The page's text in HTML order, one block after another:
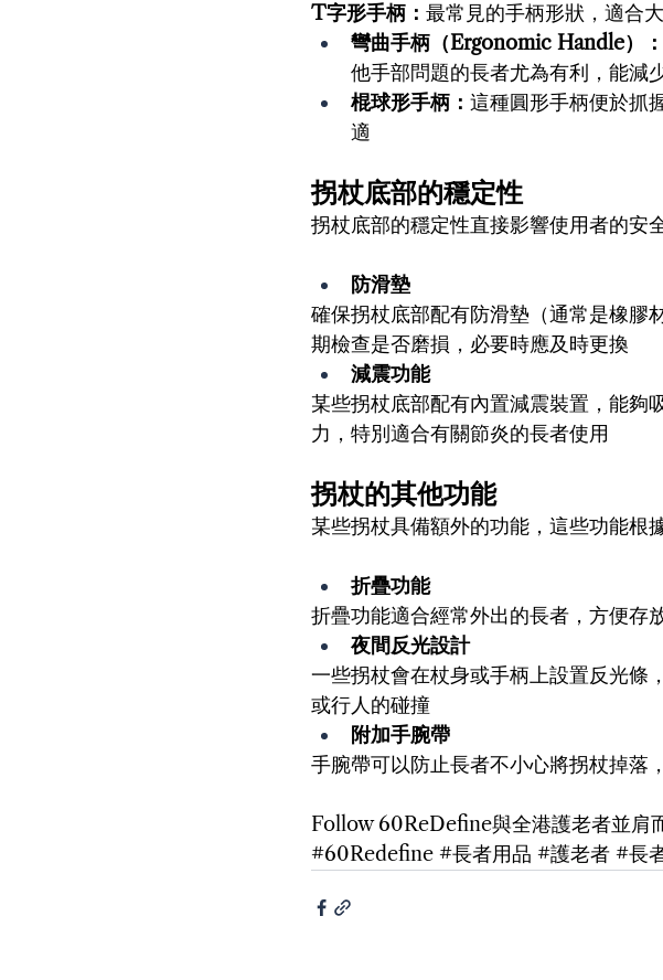
T字形手柄： 最常見的手柄形狀，適合
彎曲手柄（Ergonomic Handle）：
他手部問題的長者尤為有利，能減
棍球形手柄： 這種圓形手柄便於抓
適
拐杖底部的穩定性
拐杖底部的穩定性直接影響使用者的安
防滑墊
確保拐杖底部配有防滑墊（通常是橡膠
期檢查是否磨損，必要時應及時更換
減震功能
某些拐杖底部配有內置減震裝置，能夠
力，特別適合有關節炎的長者使用
拐杖的其他功能
某些拐杖具備額外的功能，這些功能根
折疊功能
折疊功能適合經常外出的長者，方便存
夜間反光設計
一些拐杖會在杖身或手柄上設置反光條
或行人的碰撞
附加手腕帶
手腕帶可以防止長者不小心將拐杖掉落
Follow 60ReDefine與全港護老者並肩
#60Redefine #長者用品 #護老者 #長